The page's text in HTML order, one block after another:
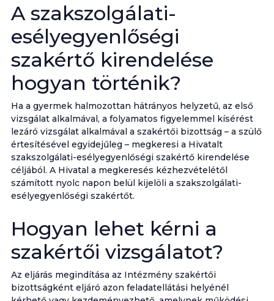
A szakszolgálati-
esélyegyenlőségi
szakértő kirendelése
hogyan történik?
Ha a gyermek halmozottan hátrányos helyzetű, az első
vizsgálat alkalmával, a folyamatos figyelemmel kísérést
lezáró vizsgálat alkalmával a szakértői bizottság – a szülő
értesítésével egyidejűleg – megkeresi a Hivatalt
szakszolgálati-esélyegyenlőségi szakértő kirendelése
céljából. A Hivatal a megkeresés kézhezvételétől
számított nyolc napon belül kijelöli a szakszolgálati-
esélyegyenlőségi szakértőt.
Hogyan lehet kérni a
szakértői vizsgálatot?
Az eljárás megindítása az Intézmény szakértői
bizottságként eljáró azon feladatellátási helyénél